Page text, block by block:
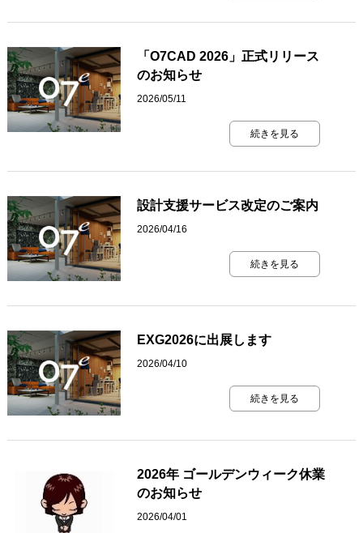
「O7CAD 2026」正式リリース
のお知らせ
2026/05/11
続きを見る
設計支援サービス改定のご案内
2026/04/16
続きを見る
EXG2026に出展します
2026/04/10
続きを見る
2026年 ゴールデンウィーク休業
のお知らせ
2026/04/01